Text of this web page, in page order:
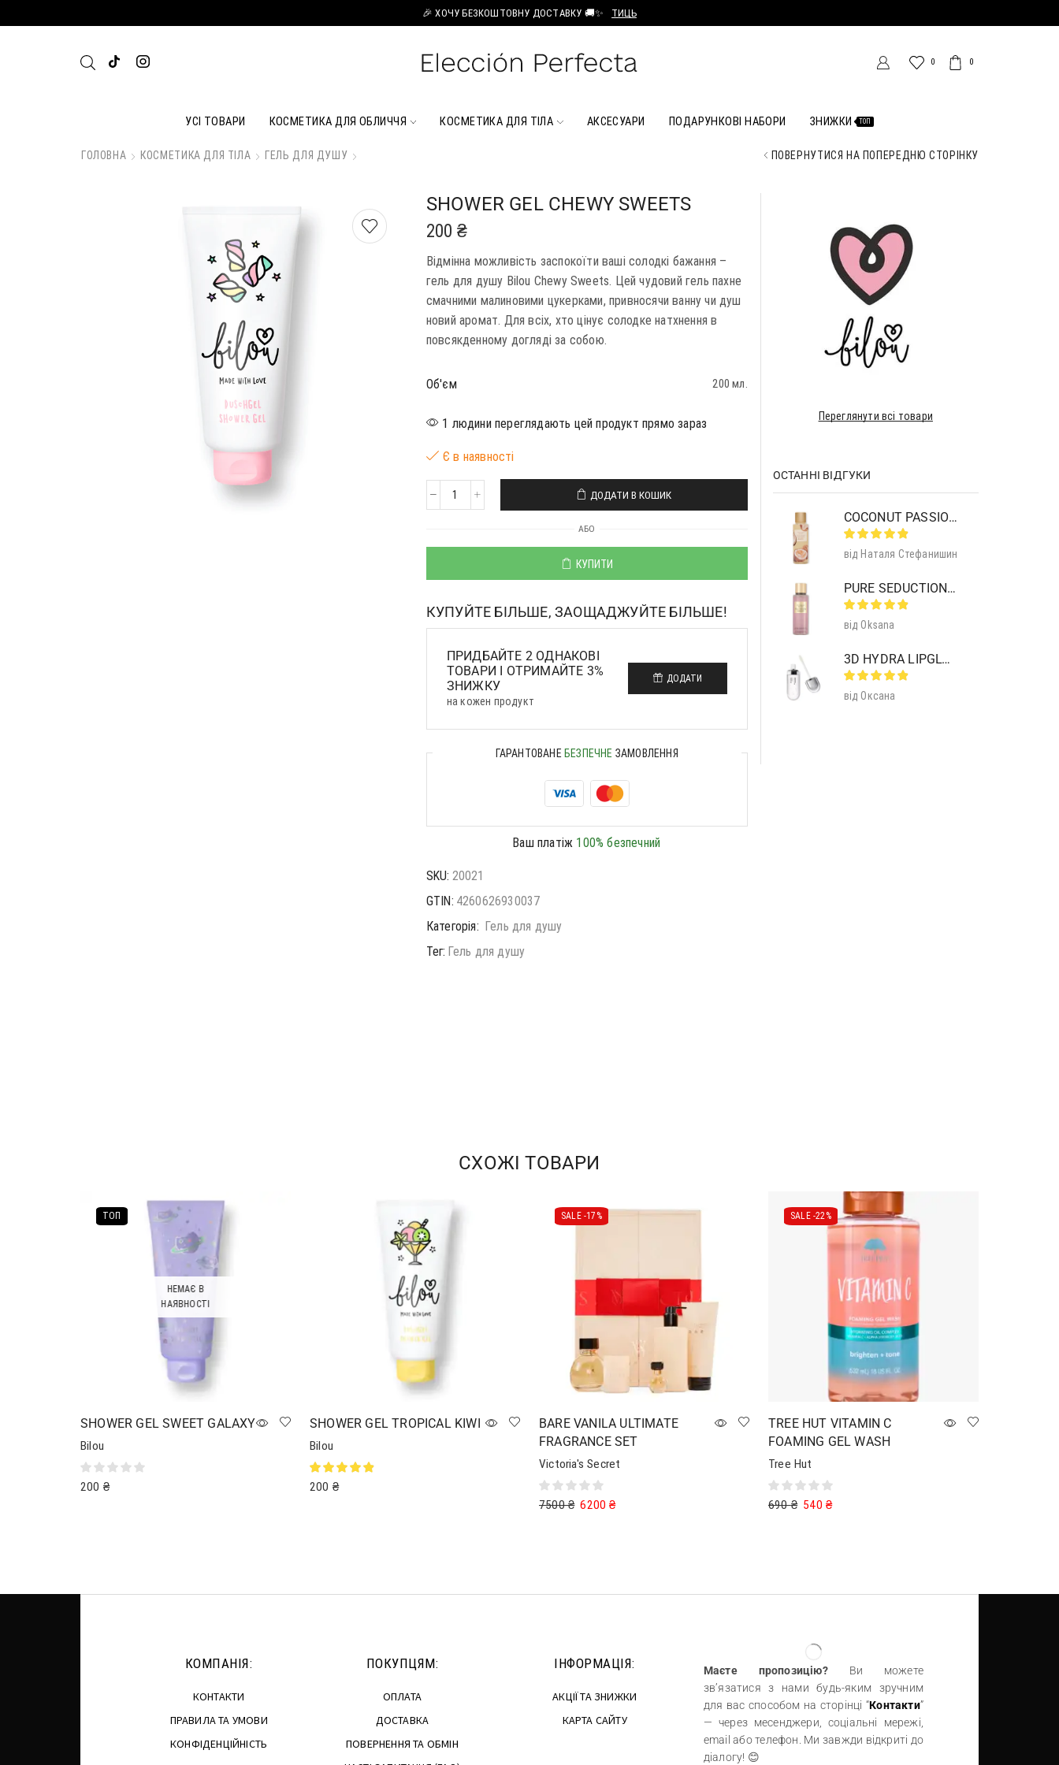
🎉 ХОЧУ БЕЗКОШТОВНУ ДОСТАВКУ 🚚✨ ТИЦЬ
0 0
УСІ ТОВАРИ КОСМЕТИКА ДЛЯ ОБЛИЧЧЯ КОСМЕТИКА ДЛЯ ТІЛА АКСЕСУАРИ ПОДАРУНКОВІ НАБОРИ ЗНИЖКИ ТОП
ГОЛОВНА КОСМЕТИКА ДЛЯ ТІЛА ГЕЛЬ ДЛЯ ДУШУ ПОВЕРНУТИСЯ НА ПОПЕРЕДНЮ СТОРІНКУ
SHOWER GEL CHEWY SWEETS
200 ₴
Відмінна можливість заспокоїти ваші солодкі бажання –
гель для душу Bilou Chewy Sweets. Цей чудовий гель пахне
смачними малиновими цукерками, привносячи ванну чи душ
новий аромат. Для всіх, хто цінує солодке натхнення в
повсякденному догляді за собою.
Об'єм 200 мл.
1 людини переглядають цей продукт прямо зараз
Є в наявності
ДОДАТИ В КОШИК
АБО
КУПИТИ
КУПУЙТЕ БІЛЬШЕ, ЗАОЩАДЖУЙТЕ БІЛЬШЕ!
ПРИДБАЙТЕ 2 ОДНАКОВІ
ТОВАРИ І ОТРИМАЙТЕ 3%
ЗНИЖКУ
на кожен продукт
ДОДАТИ
ГАРАНТОВАНЕ БЕЗПЕЧНЕ ЗАМОВЛЕННЯ
Ваш платіж 100% безпечний
SKU: 20021
GTIN: 4260626930037
Категорія: Гель для душу
Тег: Гель для душу
Переглянути всі товари
ОСТАННІ ВІДГУКИ
COCONUT PASSION BRULEE BODY MIST
від Наталя Стефанишин
PURE SEDUCTION MIST SHIMMER
від Oksana
3D HYDRA LIPGLOSS 01 CLEAR
від Оксана
СХОЖІ ТОВАРИ
ТОП
НЕМАЄ В
НАЯВНОСТІ
SHOWER GEL SWEET GALAXY
Bilou
200 ₴
SHOWER GEL TROPICAL KIWI
Bilou
200 ₴
SALE -17%
BARE VANILA ULTIMATE
FRAGRANCE SET
Victoria's Secret
7500₴ 6200₴
SALE -22%
TREE HUT VITAMIN C
FOAMING GEL WASH
Tree Hut
690₴ 540₴
КОМПАНІЯ:
КОНТАКТИ
ПРАВИЛА ТА УМОВИ
КОНФІДЕНЦІЙНІСТЬ
ПОКУПЦЯМ:
ОПЛАТА
ДОСТАВКА
ПОВЕРНЕННЯ ТА ОБМІН
ІНФОРМАЦІЯ:
АКЦІЇ ТА ЗНИЖКИ
КАРТА САЙТУ
Маєте пропозицію?Ви можете
зв’язатися з нами будь-яким зручним
для вас способом на сторінці “Контакти”
— через месенджери, соціальні мережі,
email або телефон. Ми завжди відкриті до
діалогу! 😊